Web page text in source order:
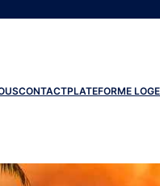
CONTACTPLATEFORME